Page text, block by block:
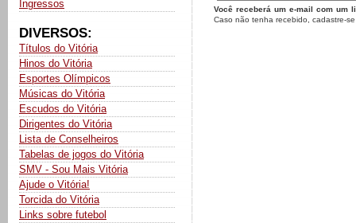
Ingressos
DIVERSOS:
Títulos do Vitória
Hinos do Vitória
Esportes Olímpicos
Músicas do Vitória
Escudos do Vitória
Dirigentes do Vitória
Lista de Conselheiros
Tabelas de jogos do Vitória
SMV - Sou Mais Vitória
Ajude o Vitória!
Torcida do Vitória
Links sobre futebol
Você receberá um e-mail com um
Caso não tenha recebido, cadastre-